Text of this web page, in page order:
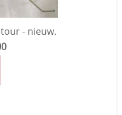
- nieuw.